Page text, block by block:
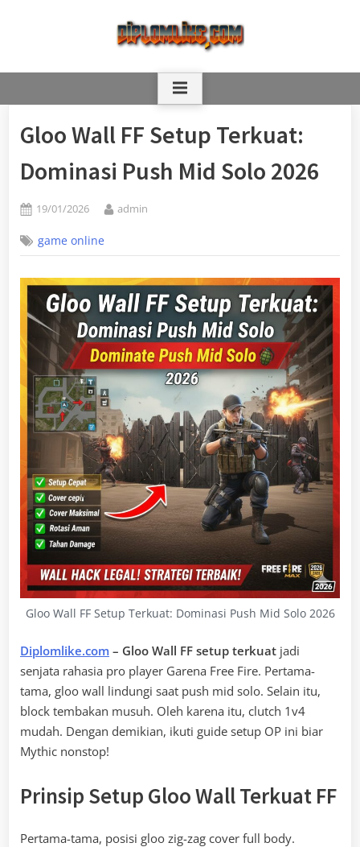
Gloo Wall FF Setup Terkuat:
Dominasi Push Mid Solo 2026
Posted
19/01/2026 By
admin
game online
Gloo Wall FF Setup Terkuat: Dominasi Push Mid Solo 2026
Diplomlike.com – Gloo Wall FF setup terkuat jadi
senjata rahasia pro player Garena Free Fire. Pertama-
tama, gloo wall lindungi saat push mid solo. Selain itu,
block tembakan musuh. Oleh karena itu, clutch 1v4
mudah. Dengan demikian, ikuti guide setup OP ini biar
Mythic nonstop!
Prinsip Setup Gloo Wall Terkuat FF
Pertama-tama, posisi gloo zig-zag cover full body.